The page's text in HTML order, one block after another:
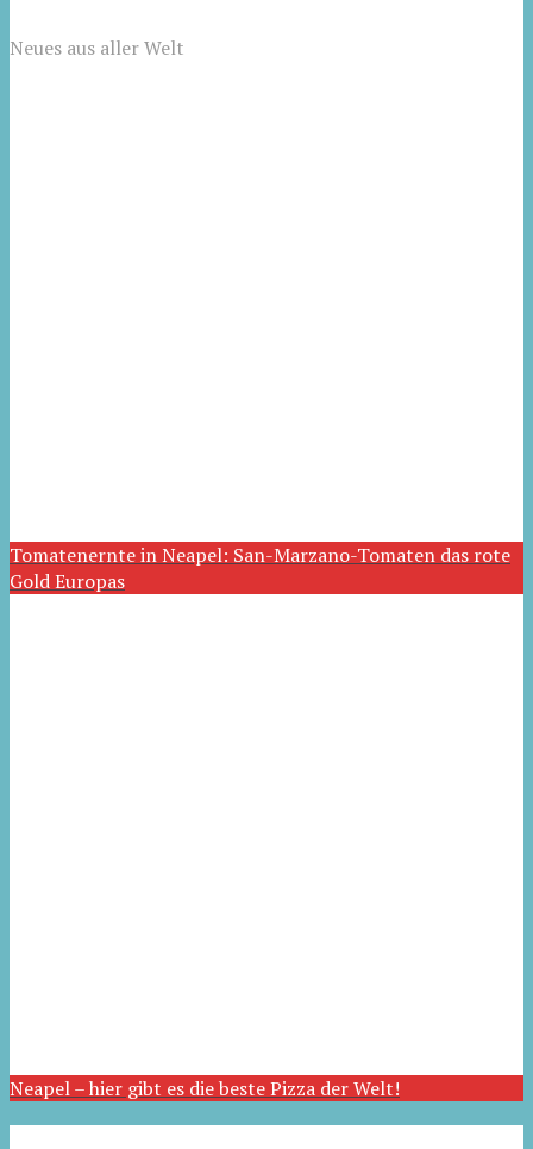
Neues aus aller Welt
Tomatenernte in Neapel: San-Marzano-Tomaten das rote
Gold Europas
Neapel – hier gibt es die beste Pizza der Welt!